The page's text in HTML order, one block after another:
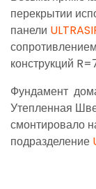
перекрытии
панели
конструкций
Фундамент
Утепленная
смонтировало
подразделение